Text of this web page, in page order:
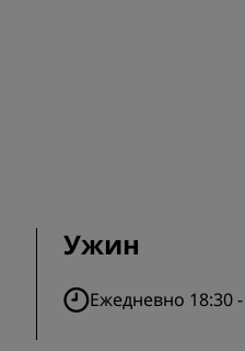
Ужин
Ежедневно 18:30